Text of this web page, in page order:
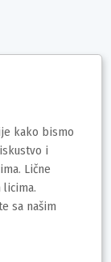
osveživač
željeni intenzitet
Fruit & Tropical
kako bismo
i
Lične
sa našim